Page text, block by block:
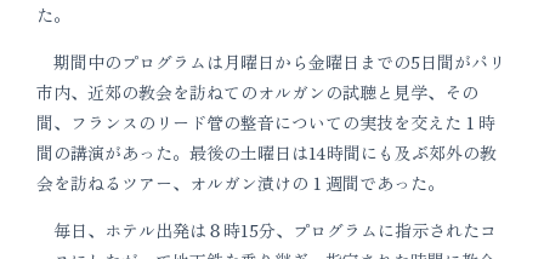
た。
期間中のプログラムは月曜日から金曜日までの5日間がパリ
市内、近郊の教会を訪ねてのオルガンの試聴と見学、その
間、フランスのリード管の整音についての実技を交えた１時
間の講演があった。最後の土曜日は14時間にも及ぶ郊外の教
会を訪ねるツアー、オルガン漬けの１週間であった。
毎日、ホテル出発は８時15分、プログラムに指示されたコ